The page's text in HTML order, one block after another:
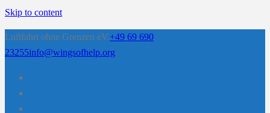
Skip to content
Luftfahrt ohne Grenzen eV.+49 69 690
23255info@wingsofhelp.org